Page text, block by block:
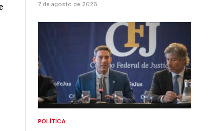
7 de agosto de 2026
POLÍTICA